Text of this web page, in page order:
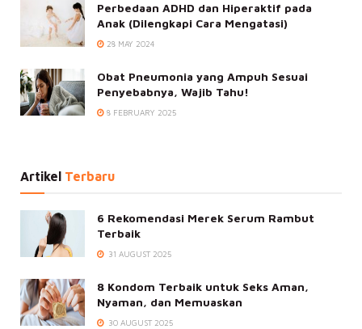
Perbedaan ADHD dan Hiperaktif pada
Anak (Dilengkapi Cara Mengatasi)
28 MAY 2024
Obat Pneumonia yang Ampuh Sesuai
Penyebabnya, Wajib Tahu!
8 FEBRUARY 2025
Artikel Terbaru
6 Rekomendasi Merek Serum Rambut
Terbaik
31 AUGUST 2025
8 Kondom Terbaik untuk Seks Aman,
Nyaman, dan Memuaskan
30 AUGUST 2025